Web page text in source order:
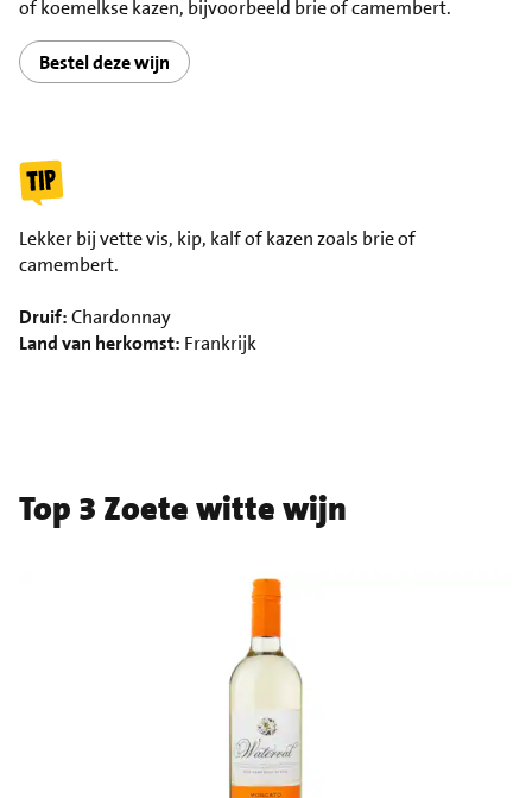
of koemelkse kazen, bijvoorbeeld brie of camembert.
Bestel deze wijn
Lekker bij vette vis, kip, kalf of kazen zoals brie of
camembert.
Druif:Chardonnay
Land van herkomst: Frankrijk
Top 3 Zoete witte wijn